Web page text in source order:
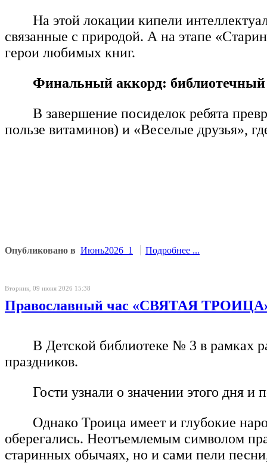
На этой локации кипели
связанные с природой. А на этапе
герои любимых книг.
Финальный аккорд: библиотечный
В завершение посиделок ребята
пользе витаминов) и «Веселые друзья»,
Опубликовано в Июнь2026_1 Подробнее ...
Вторник, 09 июня 2026 15:38
Православный час «СВЯТАЯ
В Детской библиотеке № 3 в рамках
праздников.
Гости узнали о значении этого дня
Однако Троица имеет и глубокие
оберегались. Неотъемлемым символом
старинных обычаях, но и сами пели